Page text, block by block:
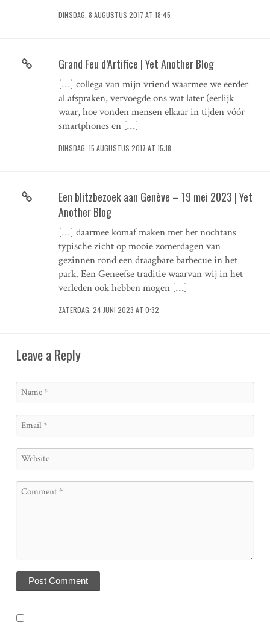
DINSDAG, 8 AUGUSTUS 2017 AT 18:45
Grand Feu d’Artifice | Yet Another Blog
[…] collega van mijn vriend waarmee we eerder
al afspraken, vervoegde ons wat later (eerlijk
waar, hoe vonden mensen elkaar in tijden vóór
smartphones en […]
DINSDAG, 15 AUGUSTUS 2017 AT 15:18
Een blitzbezoek aan Genève – 19 mei 2023 | Yet
Another Blog
[…] daarmee komaf maken met het nochtans
typische zicht op mooie zomerdagen van
gezinnen rond een draagbare barbecue in het
park. Een Geneefse traditie waarvan wij in het
verleden ook hebben mogen […]
ZATERDAG, 24 JUNI 2023 AT 0:32
Leave a Reply